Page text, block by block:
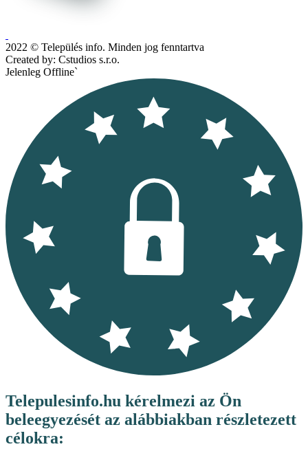
2022 © Település info. Minden jog fenntartva
Created by: Cstudios s.r.o.
Jelenleg Offline`
Telepulesinfo.hu kérelmezi az Ön
beleegyezését az alábbiakban részletezett
célokra: